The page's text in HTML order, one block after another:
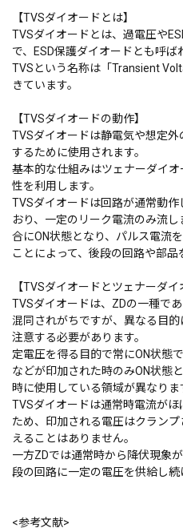
【TVSダイオードとは】
TVSダイオードとは、過電圧や
で、ESD保護ダイオードとも呼ば
TVSという名称は「Transient
きています。
【TVSダイオードの動作】
TVSダイオードは静電気や想定
するために使用されます。
基本的な仕組みはツェナーダイ
性を利用します。
TVSダイオードは回路が通常動作
おり、一定のリーク電流のみ流
合にON状態となり、パルス電流
ことによって、後段の回路や部品
【TVSダイオードとツェナーダイ
TVSダイオードは、ZDの一種で
混同されがちですが、異なる目
注意する必要があります。
定電圧を得る目的で常にON状態
などが印加された時のみON状態
時に使用している領域が異なりま
TVSダイオードは通常時電流が
ため、印加される電圧はクラン
えることはありません。
一方ZDでは通常時から降伏現象
段の回路に一定の電圧を供給し続
<参考文献>